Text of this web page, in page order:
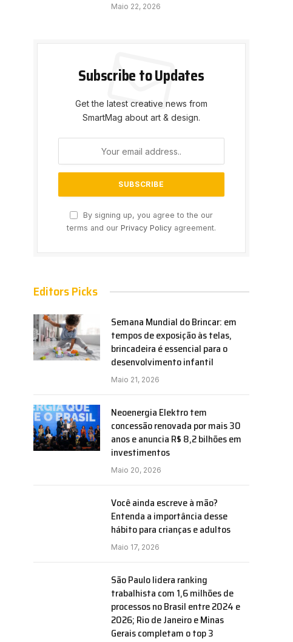
Maio 22, 2026
Subscribe to Updates
Get the latest creative news from
SmartMag about art & design.
By signing up, you agree to the our
terms and our Privacy Policy agreement.
Editors Picks
Semana Mundial do Brincar: em
tempos de exposição às telas,
brincadeira é essencial para o
desenvolvimento infantil
Maio 21, 2026
Neoenergia Elektro tem
concessão renovada por mais 30
anos e anuncia R$ 8,2 bilhões em
investimentos
Maio 20, 2026
Você ainda escreve à mão?
Entenda a importância desse
hábito para crianças e adultos
Maio 17, 2026
São Paulo lidera ranking
trabalhista com 1,6 milhões de
processos no Brasil entre 2024 e
2026; Rio de Janeiro e Minas
Gerais completam o top 3